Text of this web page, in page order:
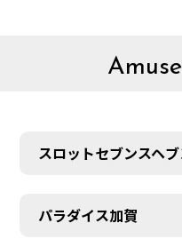
スロットセブンスヘ
パラダイス加賀